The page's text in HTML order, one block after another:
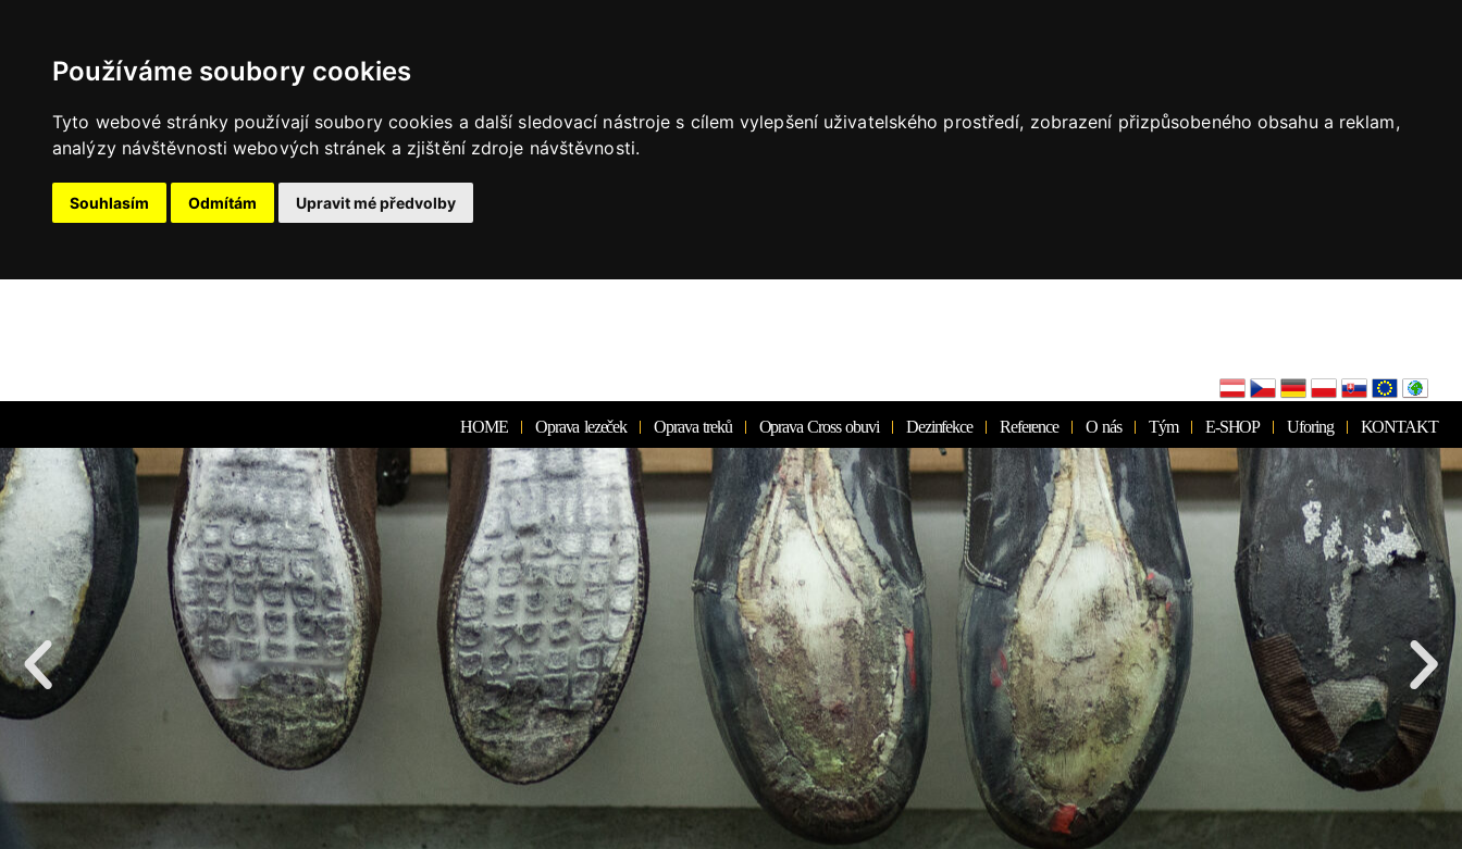
Používáme soubory cookies
Tyto webové stránky používají soubory cookies a další sledovací nástroje s cílem vylepšení uživatelského prostředí, zobrazení přizpůsobeného obsahu a reklam,
analýzy návštěvnosti webových stránek a zjištění zdroje návštěvnosti.
Souhlasím Odmítám Upravit mé předvolby
HOME Oprava lezeček Oprava treků Oprava Cross obuvi Dezinfekce Reference O nás Tým E-SHOP Uforing KONTAKT